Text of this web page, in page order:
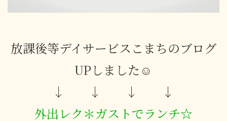
放課後等デイサービスこまちのブログ
UPしました☺
↓ ↓ ↓ ↓
外出レク＊ガストでランチ☆